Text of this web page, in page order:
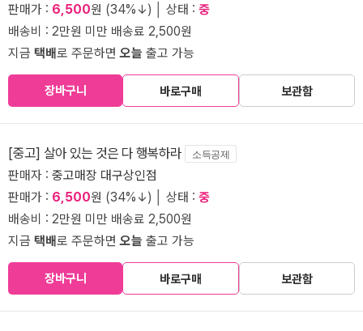
판매가 : 6,500원 (34%↓) │ 상태 : 중
배송비 : 2만원 미만 배송료 2,500원
지금 택배로 주문하면오늘 출고 가능
장바구니 바로구매 보관함
[중고] 살아 있는 것은 다 행복하라 소득공제
판매자 : 중고매장 대구상인점
판매가 : 6,500원 (34%↓) │ 상태 : 중
배송비 : 2만원 미만 배송료 2,500원
지금 택배로 주문하면오늘 출고 가능
장바구니 바로구매 보관함